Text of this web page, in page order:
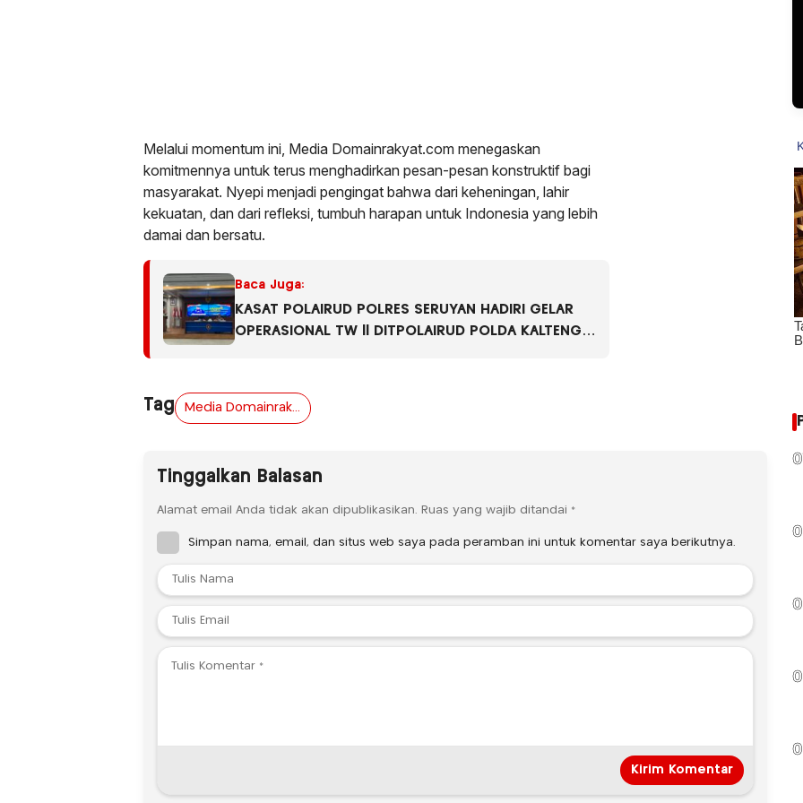
Melalui momentum ini, Media Domainrakyat.com menegaskan
komitmennya untuk terus menghadirkan pesan-pesan konstruktif bagi
masyarakat. Nyepi menjadi pengingat bahwa dari keheningan, lahir
kekuatan, dan dari refleksi, tumbuh harapan untuk Indonesia yang lebih
damai dan bersatu.
Baca Juga:
KASAT POLAIRUD POLRES SERUYAN HADIRI GELAR
OPERASIONAL TW ll DITPOLAIRUD POLDA KALTENG
Tag Media Domainrakyat.com Sampaikan Ucapan Hari Raya Nyepi Tahun Baru Saka 1948
Tinggalkan Balasan
Alamat email Anda tidak akan dipublikasikan. Ruas yang wajib ditandai *
Simpan nama, email, dan situs web saya pada peramban ini untuk komentar saya berikutnya.